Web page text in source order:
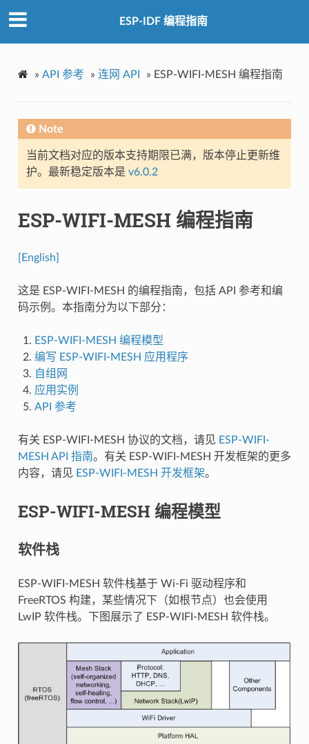
ESP-IDF 编程指南
» API 参考 » 连网 API » ESP-WIFI-MESH 编程指南
Note
当前文档对应的版本支持期限已满，版本停止更新维
护。最新稳定版本是 v6.0.2
ESP-WIFI-MESH 编程指南
[English]
这是 ESP-WIFI-MESH 的编程指南，包括 API 参考和编
码示例。本指南分为以下部分：
ESP-WIFI-MESH 编程模型
编写 ESP-WIFI-MESH 应用程序
自组网
应用实例
API 参考
有关 ESP-WIFI-MESH 协议的文档，请见 ESP-WIFI-
MESH API 指南。有关 ESP-WIFI-MESH 开发框架的更多
内容，请见 ESP-WIFI-MESH 开发框架。
ESP-WIFI-MESH 编程模型
软件栈
ESP-WIFI-MESH 软件栈基于 Wi-Fi 驱动程序和
FreeRTOS 构建，某些情况下（如根节点）也会使用
LwIP 软件栈。下图展示了 ESP-WIFI-MESH 软件栈。